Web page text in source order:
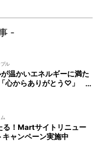
-
ル
温かいエネルギーに満た
心からありがとう♡」
る！Martサイトリニュー
キャンペーン実施中